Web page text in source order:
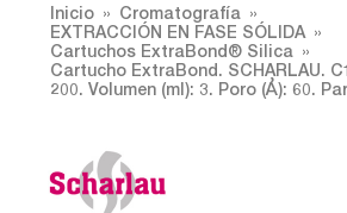
Inicio
Cromatografía
EXTRACCIÓN EN FASE SÓLIDA
Cartuchos ExtraBond® Silica
Cartucho ExtraBond. SCHARLAU.
200. Volumen (ml): 3. Poro (Å): 60.